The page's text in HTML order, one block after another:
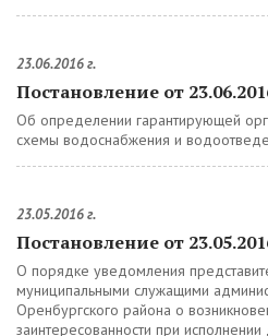
23.06.2016 г.
Постановление от
Об определении гарантирующей
схемы водоснабжения и
23.05.2016 г.
Постановление от
О порядке уведомления
муниципальными служащими
Оренбургского района о
заинтересованности при